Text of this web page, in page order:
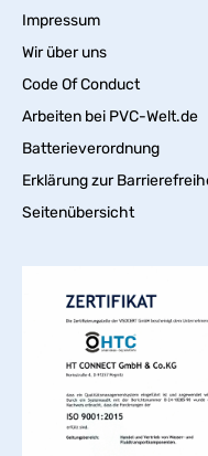
Impressum
Wir über uns
Code Of Conduct
Arbeiten bei PVC-Welt.de
Batterieverordnung
Erklärung zur
Seitenübersicht